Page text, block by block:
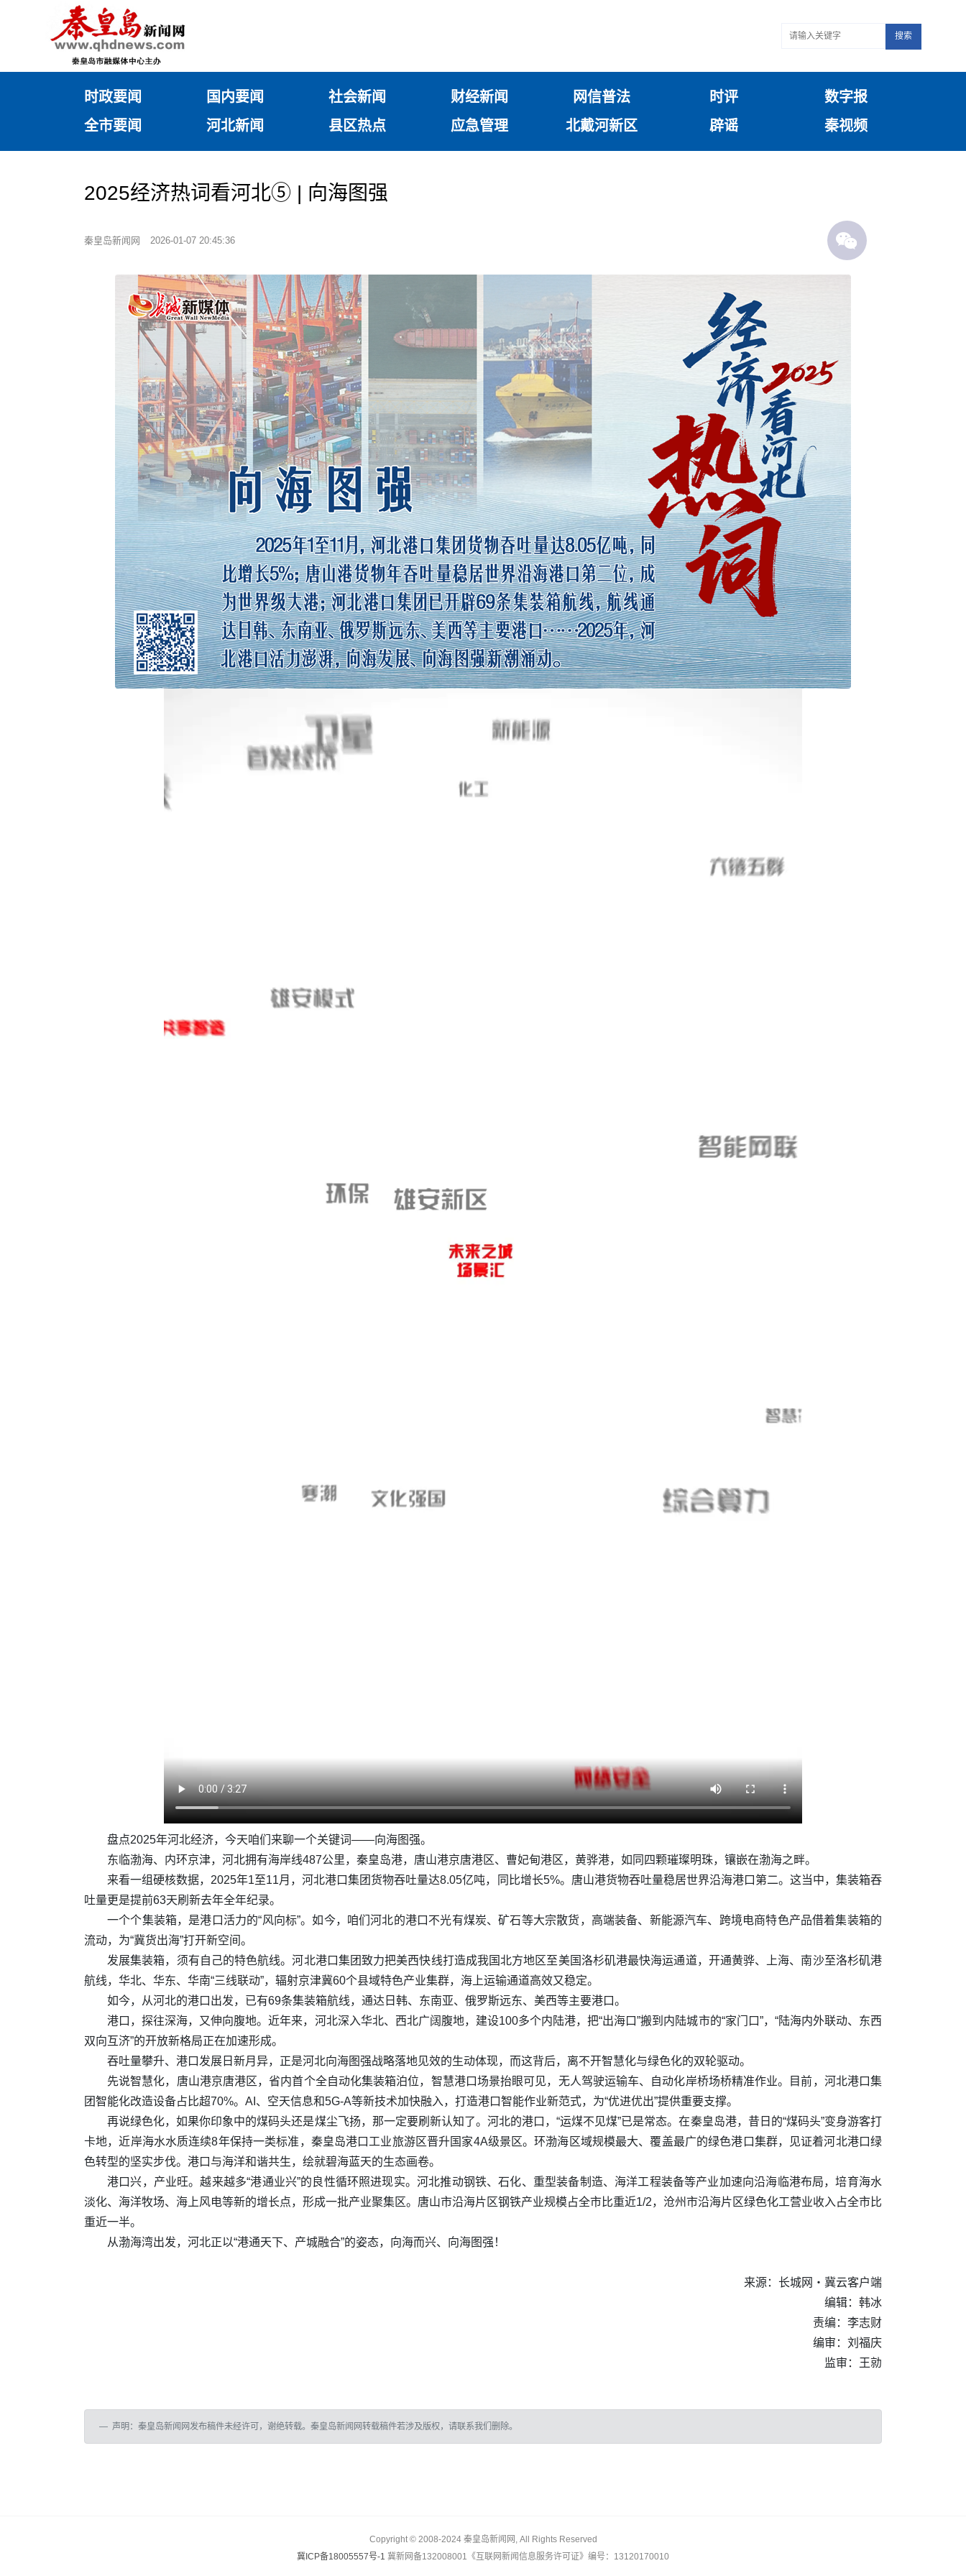
搜索
时政要闻 国内要闻 社会新闻 财经新闻 网信普法 时评
数字报
全市要闻
河北新闻 县区热点 应急管理 北戴河新区 辟谣 秦视频
2025经济热词看河北⑤ | 向海图强
秦皇岛新闻网 2026-01-07 20:45:36
盘点2025年河北经济，今天咱们来聊一个关键词——向海图强。
东临渤海、内环京津，河北拥有海岸线487公里，秦皇岛港，唐山港京唐港区、曹妃甸港区，黄骅港，如同四颗璀璨明珠，镶嵌在渤海之畔。
来看一组硬核数据，2025年1至11月，河北港口集团货物吞吐量达8.05亿吨，同比增长5%。唐山港货物吞吐量稳居世界沿海港口第二。这当中，集装箱吞
吐量更是提前63天刷新去年全年纪录。
一个个集装箱，是港口活力的“风向标”。如今，咱们河北的港口不光有煤炭、矿石等大宗散货，高端装备、新能源汽车、跨境电商特色产品借着集装箱的
流动，为“冀货出海”打开新空间。
发展集装箱，须有自己的特色航线。河北港口集团致力把美西快线打造成我国北方地区至美国洛杉矶港最快海运通道，开通黄骅、上海、南沙至洛杉矶港
航线，华北、华东、华南“三线联动”，辐射京津冀60个县域特色产业集群，海上运输通道高效又稳定。
如今，从河北的港口出发，已有69条集装箱航线，通达日韩、东南亚、俄罗斯远东、美西等主要港口。
港口，探往深海，又伸向腹地。近年来，河北深入华北、西北广阔腹地，建设100多个内陆港，把“出海口”搬到内陆城市的“家门口”，“陆海内外联动、东西
双向互济”的开放新格局正在加速形成。
吞吐量攀升、港口发展日新月异，正是河北向海图强战略落地见效的生动体现，而这背后，离不开智慧化与绿色化的双轮驱动。
先说智慧化，唐山港京唐港区，省内首个全自动化集装箱泊位，智慧港口场景抬眼可见，无人驾驶运输车、自动化岸桥场桥精准作业。目前，河北港口集
团智能化改造设备占比超70%。AI、空天信息和5G-A等新技术加快融入，打造港口智能作业新范式，为“优进优出”提供重要支撑。
再说绿色化，如果你印象中的煤码头还是煤尘飞扬，那一定要刷新认知了。河北的港口，“运煤不见煤”已是常态。在秦皇岛港，昔日的“煤码头”变身游客打
卡地，近岸海水水质连续8年保持一类标准，秦皇岛港口工业旅游区晋升国家4A级景区。环渤海区域规模最大、覆盖最广的绿色港口集群，见证着河北港口绿
色转型的坚实步伐。港口与海洋和谐共生，绘就碧海蓝天的生态画卷。
港口兴，产业旺。越来越多“港通业兴”的良性循环照进现实。河北推动钢铁、石化、重型装备制造、海洋工程装备等产业加速向沿海临港布局，培育海水
淡化、海洋牧场、海上风电等新的增长点，形成一批产业聚集区。唐山市沿海片区钢铁产业规模占全市比重近1/2，沧州市沿海片区绿色化工营业收入占全市比
重近一半。
从渤海湾出发，河北正以“港通天下、产城融合”的姿态，向海而兴、向海图强！
来源：长城网・冀云客户端
编辑：韩冰
责编：李志财
编审：刘福庆
监审：王勍
声明：秦皇岛新闻网发布稿件未经许可，谢绝转载。秦皇岛新闻网转载稿件若涉及版权，请联系我们删除。
Copyright © 2008-2024 秦皇岛新闻网, All Rights Reserved
冀ICP备18005557号-1 冀新网备132008001《互联网新闻信息服务许可证》编号：13120170010